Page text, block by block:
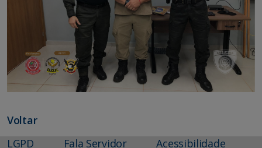
Voltar
LGPD
Fala Servidor Acessibilidade